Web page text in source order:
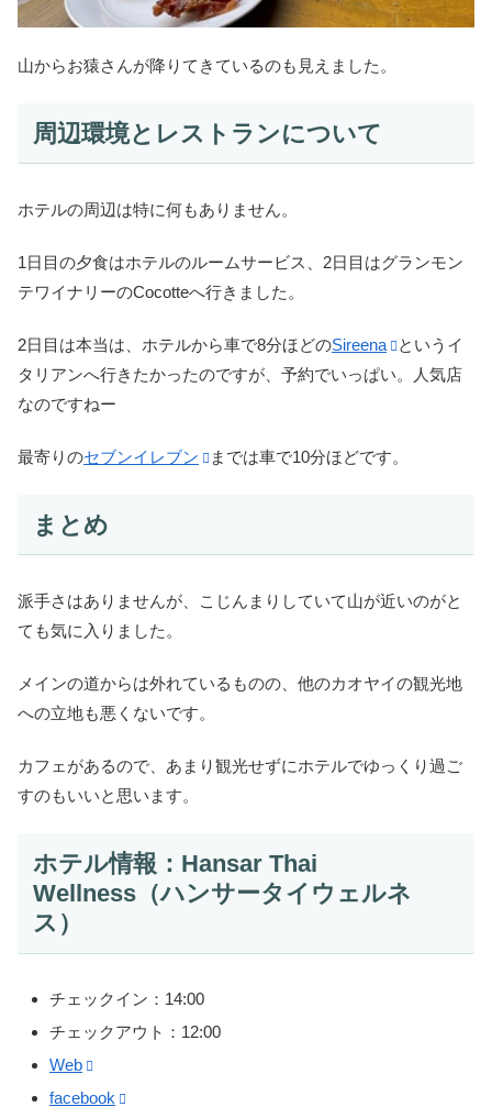
山からお猿さんが降りてきているのも見えました。
周辺環境とレストランについて
ホテルの周辺は特に何もありません。
1日目の夕食はホテルのルームサービス、2日目はグランモン
テワイナリーのCocotteへ行きました。
2日目は本当は、ホテルから車で8分ほどのSireena
というイ
タリアンへ行きたかったのですが、予約でいっぱい。人気店
なのですねー
最寄りのセブンイレブン までは車で10分ほどです。
まとめ
派手さはありませんが、こじんまりしていて山が近いのがと
ても気に入りました。
メインの道からは外れているものの、他のカオヤイの観光地
への立地も悪くないです。
カフェがあるので、あまり観光せずにホテルでゆっくり過ご
すのもいいと思います。
ホテル情報：Hansar Thai
Wellness（ハンサータイウェルネ
ス）
チェックイン：14:00
チェックアウト：12:00
Web
facebook